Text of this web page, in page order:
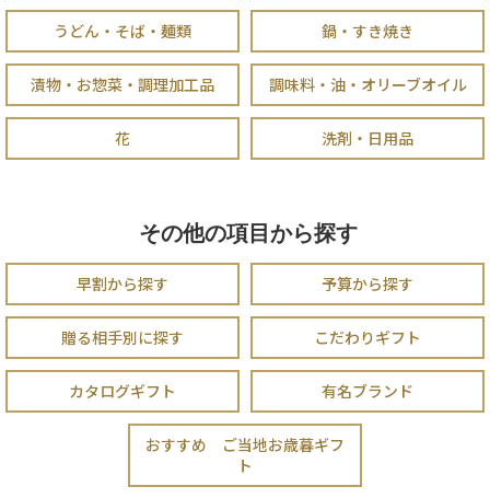
うどん・そば・麺類 鍋・すき焼き
漬物・お惣菜・調理加工品 調味料・油・オリーブオイル
花 洗剤・日用品
その他の項目から探す
早割から探す 予算から探す
贈る相手別に探す こだわりギフト
カタログギフト 有名ブランド
おすすめ ご当地お歳暮ギフ
ト